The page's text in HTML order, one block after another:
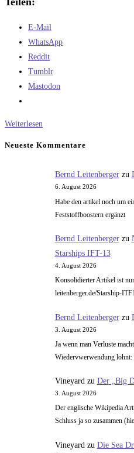
E-Mail
WhatsApp
Reddit
Tumblr
Mastodon
Weiterlesen
Neueste Kommentare
Bernd Leitenbergerzu
6. August 2026
Habe den artikel noch um
Feststoffboostern ergänzt
Bernd Leitenbergerzu
Starships IFT-13
4. August 2026
Konsolidierter Artikel ist
leitenberger.de/Starship-
Bernd Leitenbergerzu
3. August 2026
Ja wenn man Verluste
Wiedervwerwendung
Vineyardzu Der „Big
3. August 2026
Der englische Wikipedia
Schluss ja so zusammen
Vineyard zu Die Sea